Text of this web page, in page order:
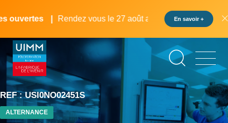
au
principal
Rendez vous le 27 août au pôle formation UIMM
En savoir +
REF : USI0NO02451S
ALTERNANCE